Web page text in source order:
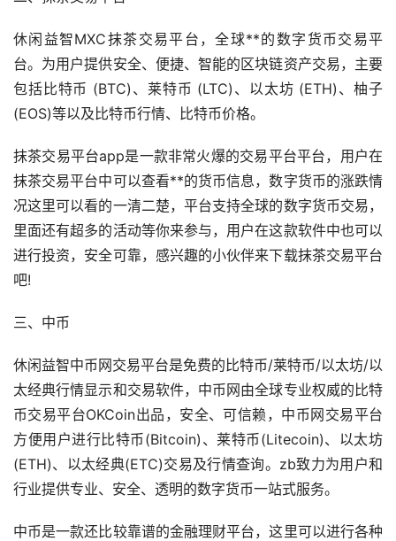
休闲益智MXC抹茶交易平台，全球**的数字货币交易平
台。为用户提供安全、便捷、智能的区块链资产交易，主要
包括比特币 (BTC)、莱特币 (LTC)、 以太坊 (ETH)、柚子
(EOS)等以及比特币行情、比特币价格。
抹茶交易平台app是一款非常火爆的交易平台平台，用户在
抹茶交易平台中可以查看**的货币信息，数字货币的涨跌情
况这里可以看的一清二楚，平台支持全球的数字货币交易，
里面还有超多的活动等你来参与，用户在这款软件中也可以
进行投资，安全可靠，感兴趣的小伙伴来下载抹茶交易平台
吧!
三、中币
休闲益智中币网交易平台是免费的比特币/莱特币/以太坊/以
太经典行情显示和交易软件，中币网由全球专业权威的比特
币交易平台OKCoin出品，安全、可信赖，中币网交易平台
方便用户进行比特币(Bitcoin)、莱特币(Litecoin)、以太坊
(ETH)、以太经典(ETC)交易及行情查询。zb致力为用户和
行业提供专业、安全、透明的数字货币一站式服务。
中币是一款还比较靠谱的金融理财平台，这里可以进行各种